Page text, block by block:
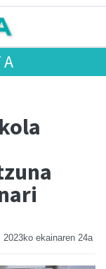
2023ko ekainaren 24a